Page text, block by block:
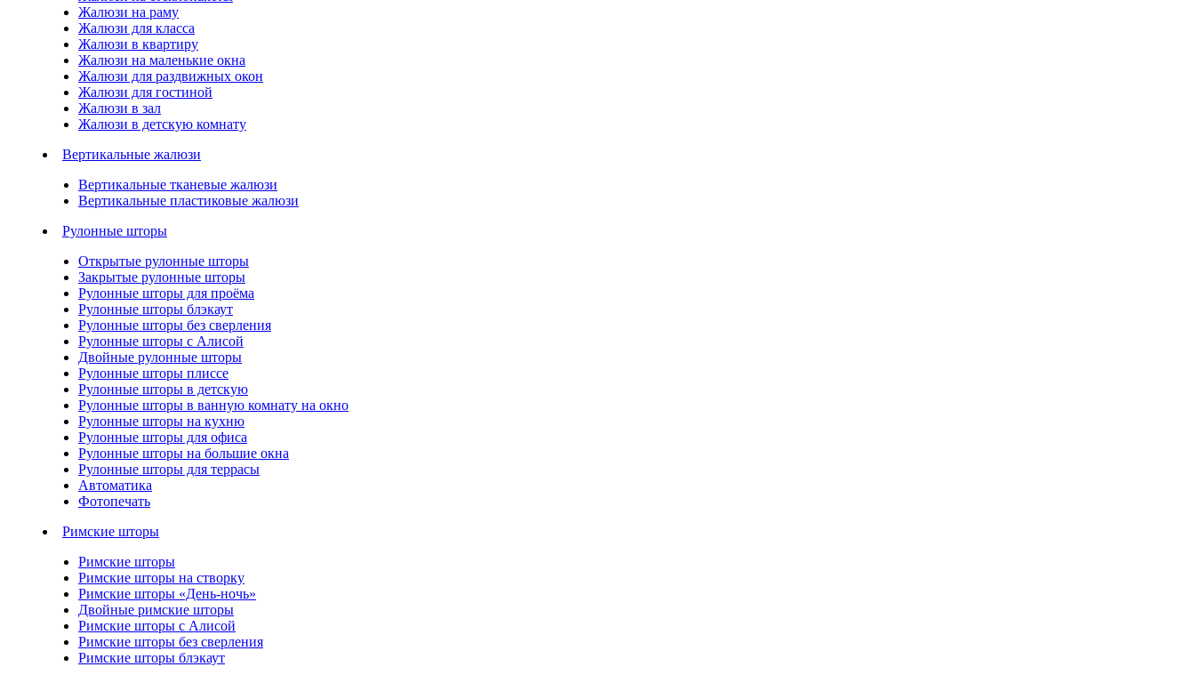
Жалюзи на раму
Жалюзи для класса
Жалюзи в квартиру
Жалюзи на маленькие окна
Жалюзи для раздвижных окон
Жалюзи для гостиной
Жалюзи в зал
Жалюзи в детскую комнату
Вертикальные жалюзи
Вертикальные тканевые жалюзи
Вертикальные пластиковые жалюзи
Рулонные шторы
Открытые рулонные шторы
Закрытые рулонные шторы
Рулонные шторы для проёма
Рулонные шторы блэкаут
Рулонные шторы без сверления
Рулонные шторы с Алисой
Двойные рулонные шторы
Рулонные шторы плиссе
Рулонные шторы в детскую
Рулонные шторы в ванную комнату на окно
Рулонные шторы на кухню
Рулонные шторы для офиса
Рулонные шторы на большие окна
Рулонные шторы для террасы
Автоматика
Фотопечать
Римские шторы
Римские шторы
Римские шторы на створку
Римские шторы «День-ночь»
Двойные римские шторы
Римские шторы с Алисой
Римские шторы без сверления
Римские шторы блэкаут